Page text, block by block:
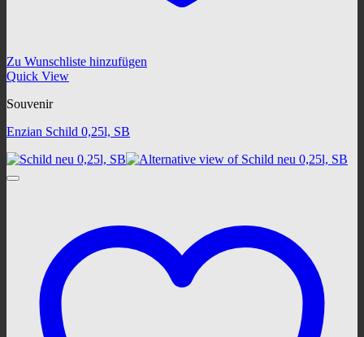
Zu Wunschliste hinzufügen
Quick View
Souvenir
Enzian Schild 0,25l, SB